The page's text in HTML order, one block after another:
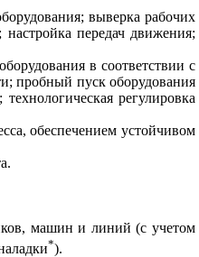
выверка рабочих
настройка передач движения;
в соответствии с
пробный пуск оборудования
регулировка
сса, обеспечением устойчивом
, машин и линий (с учетом
*).